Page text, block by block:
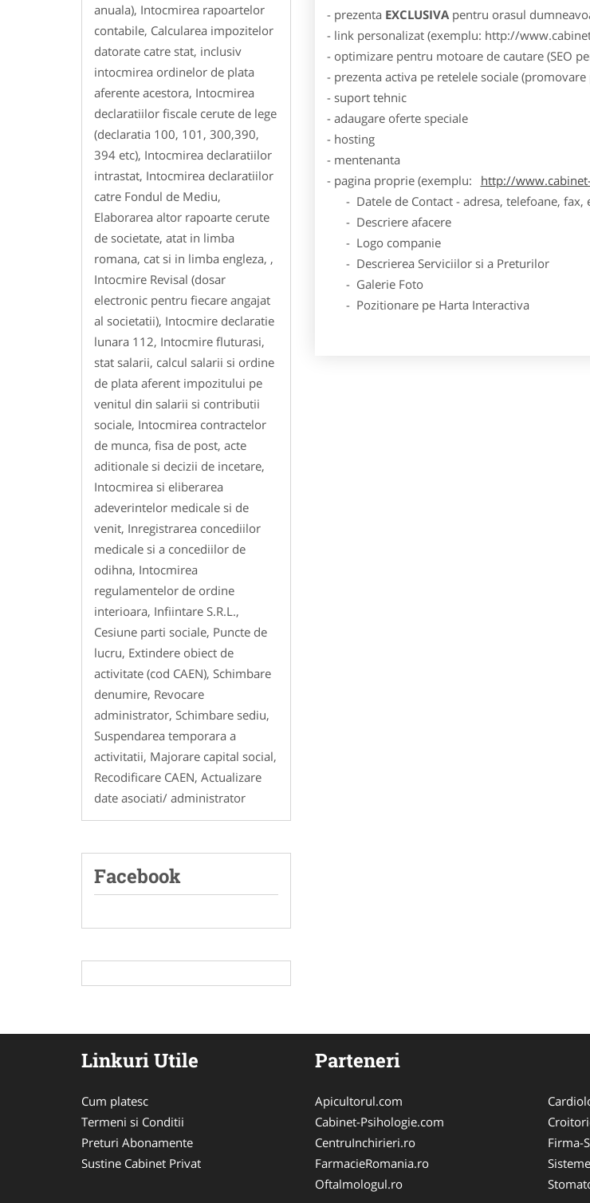
anuala), Intocmirea rapoartelor
contabile, Calcularea impozitelor
datorate catre stat, inclusiv
intocmirea ordinelor de plata
aferente acestora, Intocmirea
declaratiilor fiscale cerute de lege
(declaratia 100, 101, 300,390,
394 etc), Intocmirea declaratiilor
intrastat, Intocmirea declaratiilor
catre Fondul de Mediu,
Elaborarea altor rapoarte cerute
de societate, atat in limba
romana, cat si in limba engleza, ,
Intocmire Revisal (dosar
electronic pentru fiecare angajat
al societatii), Intocmire declaratie
lunara 112, Intocmire fluturasi,
stat salarii, calcul salarii si ordine
de plata aferent impozitului pe
venitul din salarii si contributii
sociale, Intocmirea contractelor
de munca, fisa de post, acte
aditionale si decizii de incetare,
Intocmirea si eliberarea
adeverintelor medicale si de
venit, Inregistrarea concediilor
medicale si a concediilor de
odihna, Intocmirea
regulamentelor de ordine
interioara, Infiintare S.R.L.,
Cesiune parti sociale, Puncte de
lucru, Extindere obiect de
activitate (cod CAEN), Schimbare
denumire, Revocare
administrator, Schimbare sediu,
Suspendarea temporara a
activitatii, Majorare capital social,
Recodificare CAEN, Actualizare
date asociati/ administrator
Facebook
- prezenta EXCLUSIVApentru orasul
- link personalizat (exemplu: http://
- optimizare pentru motoare de cautare (SEO
- prezenta activa pe retelele sociale
- suport tehnic
- adaugare oferte speciale
- hosting
- mentenanta
- pagina proprie (exemplu:
http://
- Datele de Contact - adresa, telefoane, fax,
- Descriere afacere
- Logo companie
- Descrierea Serviciilor si a Preturilor
- Galerie Foto
- Pozitionare pe Harta Interactiva
Linkuri Utile
Cum platesc
Termeni si Conditii
Preturi Abonamente
Sustine Cabinet Privat
Parteneri
Apicultorul.com
Cabinet-Psihologie.com
CentruInchirieri.ro
FarmacieRomania.ro
Oftalmologul.ro
Firma-